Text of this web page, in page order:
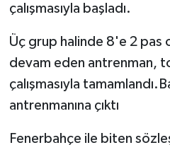
çalışmasıyla başladı.
Üç grup halinde 8'e 2 pas
devam eden antrenman,
çalışmasıyla
antrenmanına çıktı
Fenerbahçe ile biten